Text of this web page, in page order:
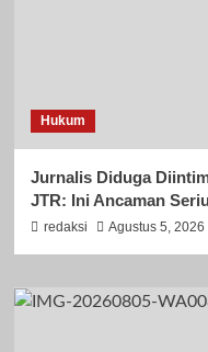
Hukum
Jurnalis Diduga
JTR: Ini Ancaman
redaksi Agustus 5, 2026